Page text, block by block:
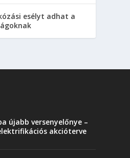
esélyt adhat a
újabb versenyelőnye –
akcióterve